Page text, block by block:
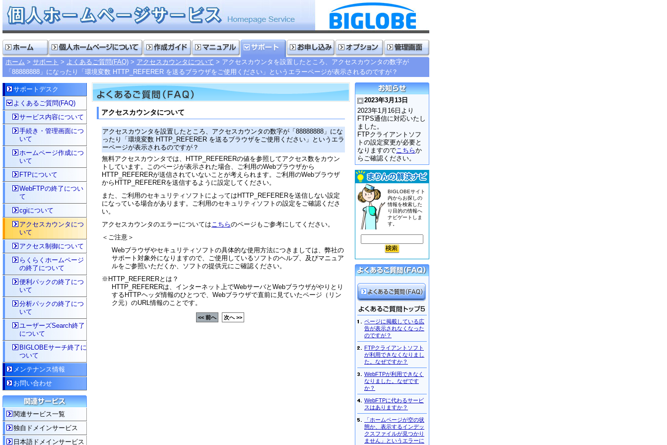
ホーム サポート よくあるご質問(FAQ) アクセスカウンタについて
アクセスカウンタを設置したところ、アクセスカウンタの数字が
「88888888」になったり「環境変数 HTTP_REFERER を送るブラウザをご使用ください」というエラーページが表示されるのですが？
アクセスカウンタについて
アクセスカウンタを設置したところ、アクセスカウンタの数字が「88888888」にな
ったり「環境変数 HTTP_REFERER を送るブラウザをご使用ください」というエラ
ーページが表示されるのですが？
無料アクセスカウンタでは、HTTP_REFERERの値を参照してアクセス数をカウン
トしています。このページが表示された場合、ご利用のWebブラウザから
HTTP_REFERERが送信されていないことが考えられます。ご利用のWebブラウザ
からHTTP_REFERERを送信するように設定してください。
また、ご利用のセキュリティソフトによってはHTTP_REFERERを送信しない設定
になっている場合があります。ご利用のセキュリティソフトの設定をご確認くださ
い。
アクセスカウンタのエラーについてはこちらのページもご参考にしてください。
＜ご注意＞
Webブラウザやセキュリティソフトの具体的な使用方法につきましては、弊社の
サポート対象外になりますので、ご使用しているソフトのヘルプ、及びマニュア
ルをご参照いただくか、ソフトの提供元にご確認ください。
※HTTP_REFERERとは？
HTTP_REFERERは、インターネット上でWebサーバとWebブラウザがやりとり
するHTTPヘッダ情報のひとつで、Webブラウザで直前に見ていたページ（リン
ク元）のURL情報のことです。
<< 前へ 次へ >>
サポートデスク
よくあるご質問(FAQ)
サービス内容について
手続き・管理画面につ
いて
ホームページ作成につ
いて
FTPについて
WebFTPの終了につい
て
cgiについて
アクセスカウンタにつ
いて
アクセス制御について
らくらくホームページ
の終了について
便利パックの終了につ
いて
分析パックの終了につ
いて
ユーザーズSearch終了
について
BIGLOBEサーチ終了に
ついて
メンテナンス情報
お問い合わせ
関連サービス一覧
独自ドメインサービス
日本語ドメインサービス
2023年3月13日
2023年1月16日より
FTPS通信に対応いたし
ました。
FTPクライアントソフ
トの設定変更が必要と
なりますので こちらか
らご確認ください。
BIGLOBEサイト
内からお探しの
情報を検索した
り目的の情報へ
ナビゲートしま
す。
ページに掲載している広
告が表示されなくなった
のですが？
FTPクライアントソフト
が利用できなくなりまし
た。なぜですか？
WebFTPが利用できなく
なりました。なぜです
か？
WebFTPに代わるサービ
スはありますか？
「ホームページが空の状
態か、表示するインデッ
クスファイルが見つかり
ません」というエラーに